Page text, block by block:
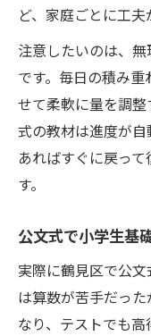
ど、家庭ごとに工夫
注意したいのは、
です。毎日の積み
せて柔軟に量を調
式の教材は進度が
あればすぐに戻っ
す。
公文式で小学生基
実際に鶴見区で公
は算数が苦手だっ
なり、テストでも